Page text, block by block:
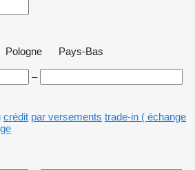
Pologne
Pays-Bas
–
crédit par versements trade-in ( échange